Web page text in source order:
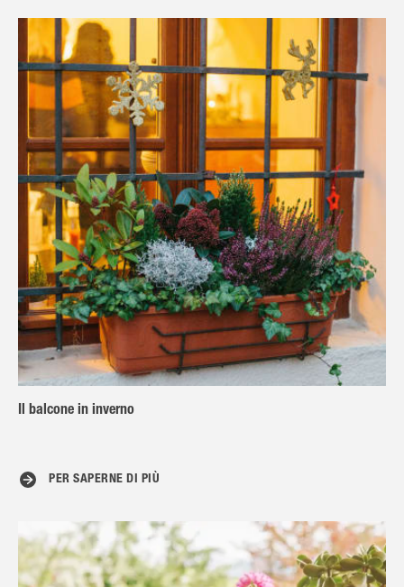
Il balcone in inverno
PER SAPERNE DI PIÙ